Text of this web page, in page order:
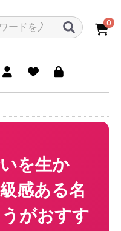
0
を生か
感ある名
がおすす